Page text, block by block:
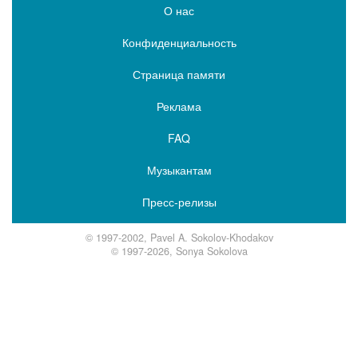
О нас
Конфиденциальность
Страница памяти
Реклама
FAQ
Музыкантам
Пресс-релизы
© 1997-2002, Pavel A. Sokolov-Khodakov
© 1997-2026, Sonya Sokolova